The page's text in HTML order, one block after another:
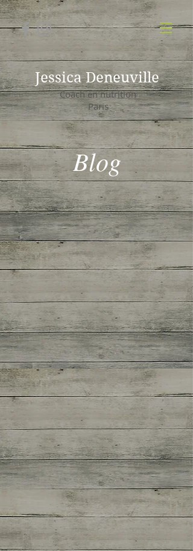
Jessica Deneuville
Coach en nutrition
Paris
Blog